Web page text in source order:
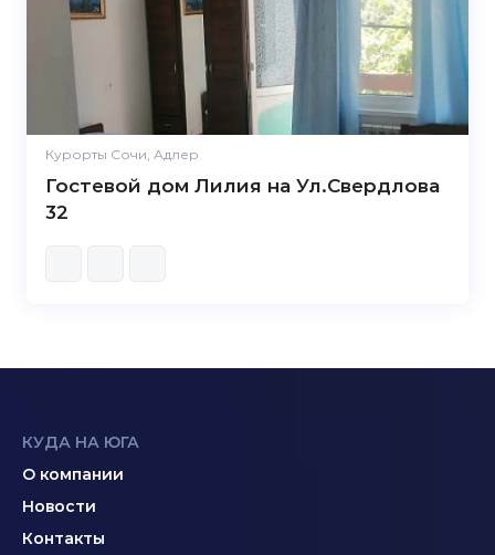
Курорты Сочи, Адлер
Гостевой дом Лилия на Ул.Свердлова
32
КУДА НА ЮГА
О компании
Новости
Контакты